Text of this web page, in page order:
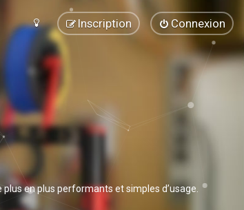
Connexion
Inscription
en plus performants et simples d’usage.